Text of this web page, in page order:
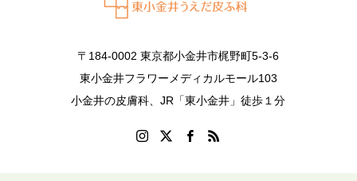
〒184-0002 東京都小金井市梶野町5-3-6
東小金井フラワーメディカルモール103
小金井の皮膚科、JR「東小金井」徒歩１分